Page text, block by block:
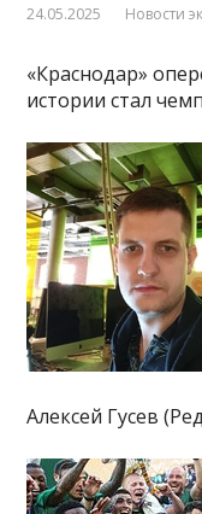
24.05.2025 Новости
«Краснодар»
истории стал
Алексей Гусев